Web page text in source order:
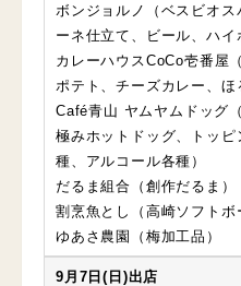
ボンジョルノ（ベスビオ
ーネ仕立て、ビール、ハイ
カレーハウスCoCo壱番屋
ポテト、チーズカレー、ほ
Café青山 ヤムヤムドッグ
極みホットドッグ、トッ
種、アルコール各種）
だるま組合（創作だるま）
割烹魚とし（高崎ソフトボ
ゆあさ農園（梅加工品）
9月7日(日)出店